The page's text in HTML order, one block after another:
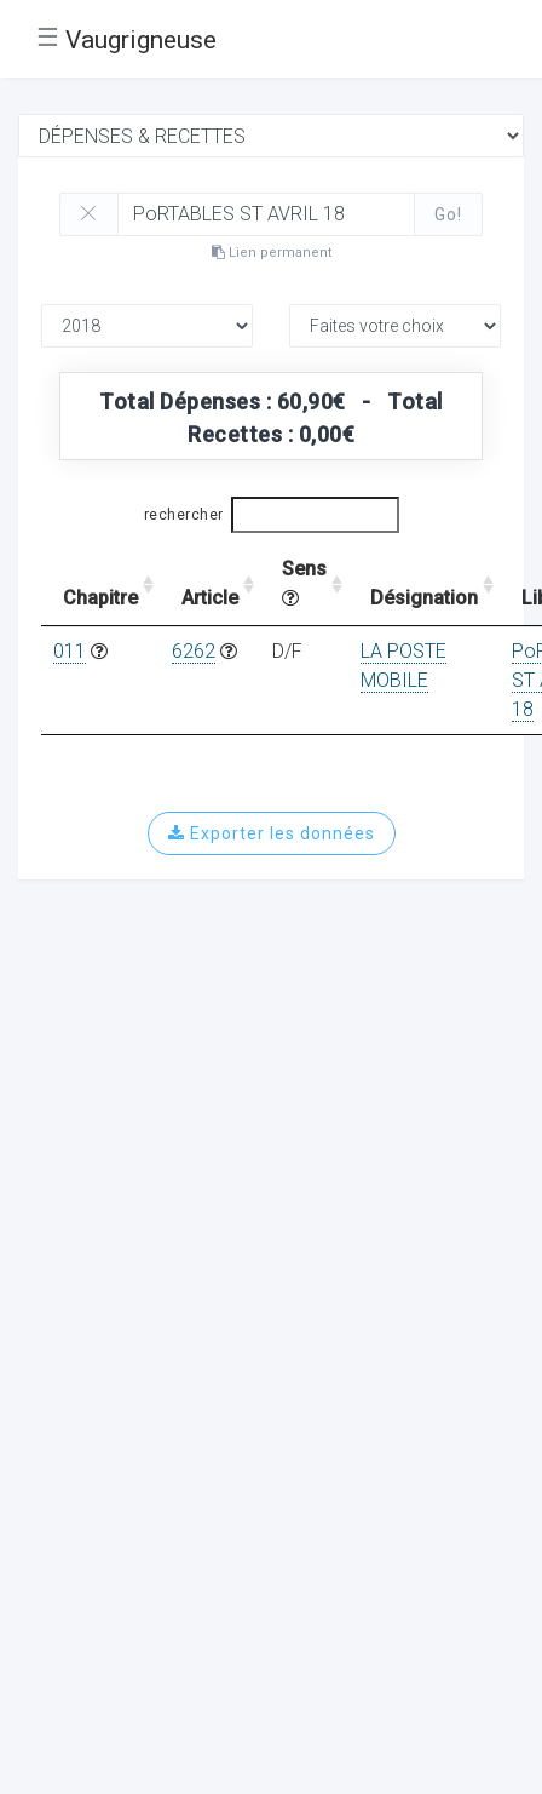
☰ Vaugrigneuse
Go!
Lien permanent
Total Dépenses : 60,90€ - Total
Recettes : 0,00€
rechercher
Chapitre Article
Sens
Désignation
011 6262 D/F
LA POSTE
MOBILE
ST
18
Exporter les données